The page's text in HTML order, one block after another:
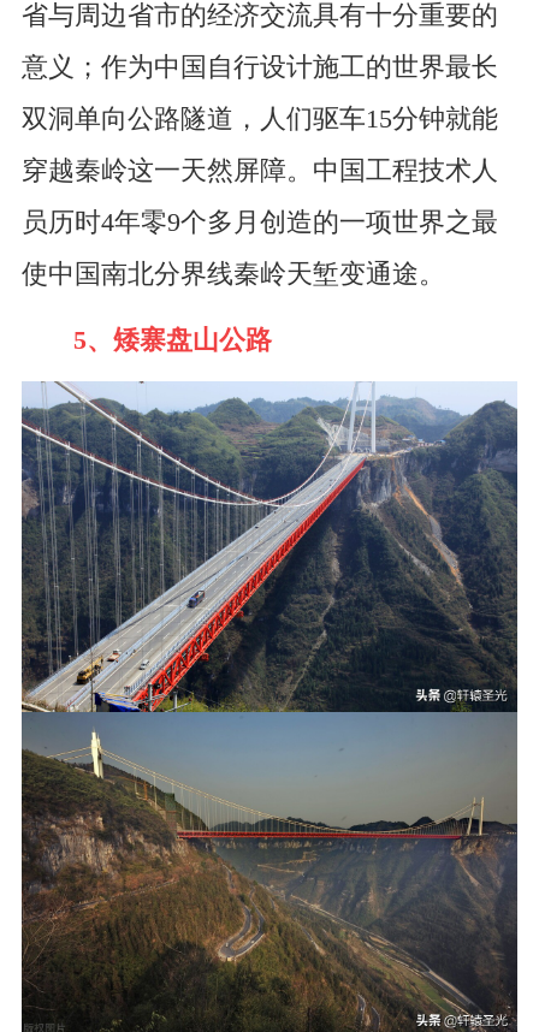
省与周边省市的经济交流具有十分重要的
意义；作为中国自行设计施工的世界最长
双洞单向公路隧道，人们驱车15分钟就能
穿越秦岭这一天然屏障。中国工程技术人
员历时4年零9个多月创造的一项世界之最
使中国南北分界线秦岭天堑变通途。
5、矮寨盘山公路